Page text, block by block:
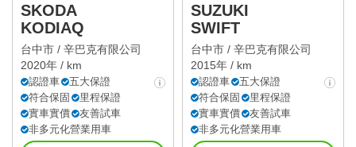
SKODA
KODIAQ
台中市 / 辛巴克有限公司
2020年 / km
認證車
五大保證
符合保固
里程保證
實車實價
友善試車
非多元化營業用車
SUZUKI
SWIFT
台中市 / 辛巴克有限公司
2015年 / km
認證車
五大保證
符合保固
里程保證
實車實價
友善試車
非多元化營業用車